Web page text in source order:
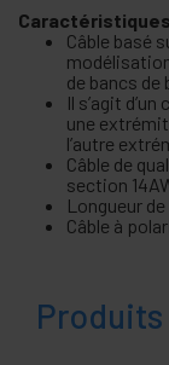
Caractéristiques
Câble basé
de bancs
Il s’agit
une
l’autre
Câble de
section
Longueur
Câble à